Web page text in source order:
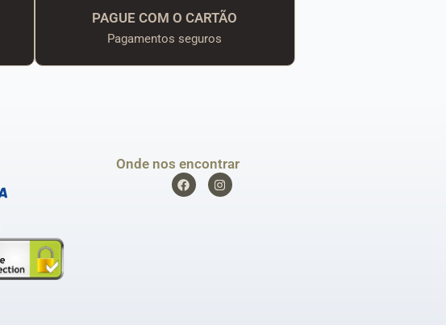
PAGUE COM O CARTÃO
Pagamentos seguros
Onde nos encontrar
F
a
I
n